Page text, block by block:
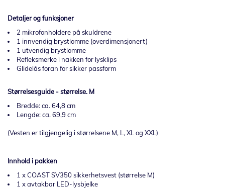
Detaljer og funksjoner
2 mikrofonholdere på skuldrene
1 innvendig brystlomme (overdimensjonert)
1 utvendig brystlomme
Refleksmerke i nakken for lysklips
Glidelås foran for sikker passform
Størrelsesguide - størrelse. M
Bredde: ca. 64,8 cm
Lengde: ca. 69,9 cm
(Vesten er tilgjengelig i størrelsene M, L, XL og XXL)
Innhold i pakken
1 x COAST SV350 sikkerhetsvest (størrelse M)
1 x avtakbar LED-lysbjelke